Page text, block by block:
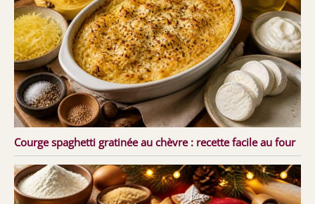
Courge spaghetti gratinée au chèvre : recette facile au four